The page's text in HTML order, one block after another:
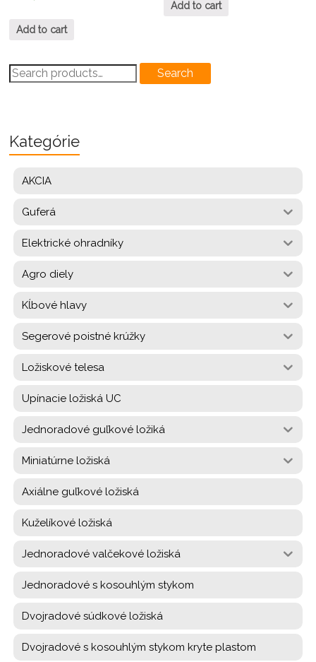
Add to cart
Add to cart
Search
for:
Search
Kategórie
AKCIA
Guferá
Elektrické ohradníky
Agro diely
Kĺbové hlavy
Segerové poistné krúžky
Ložiskové telesa
Upínacie ložiská UC
Jednoradové guľkové ložiká
Miniatúrne ložiská
Axiálne guľkové ložiská
Kuželíkové ložiská
Jednoradové valčekové ložiská
Jednoradové s kosouhlým stykom
Dvojradové súdkové ložiská
Dvojradové s kosouhlým stykom kryte plastom